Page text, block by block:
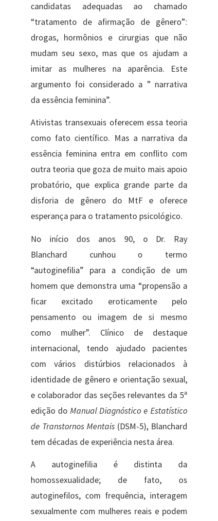
candidatas adequadas ao chamado
“tratamento de afirmação de gênero”:
drogas, hormônios e cirurgias que não
mudam seu sexo, mas que os ajudam a
imitar as mulheres na aparência. Este
argumento foi considerado a ” narrativa
da essência feminina”.
Ativistas transexuais oferecem essa teoria
como fato científico. Mas a narrativa da
essência feminina entra em conflito com
outra teoria que goza de muito mais apoio
probatório, que explica grande parte da
disforia de gênero do MtF e oferece
esperança para o tratamento psicológico.
No início dos anos 90, o Dr. Ray
Blanchard cunhou o termo
“autoginefilia” para a condição de um
homem que demonstra uma “propensão a
ficar excitado eroticamente pelo
pensamento ou imagem de si mesmo
como mulher”. Clínico de destaque
internacional, tendo ajudado pacientes
com vários distúrbios relacionados à
identidade de gênero e orientação sexual,
e colaborador das seções relevantes da 5ª
edição do Manual Diagnóstico e Estatístico
de Transtornos Mentais (DSM-5), Blanchard
tem décadas de experiência nesta área.
A autoginefilia é distinta da
homossexualidade; de fato, os
autoginefilos, com frequência, interagem
sexualmente com mulheres reais e podem